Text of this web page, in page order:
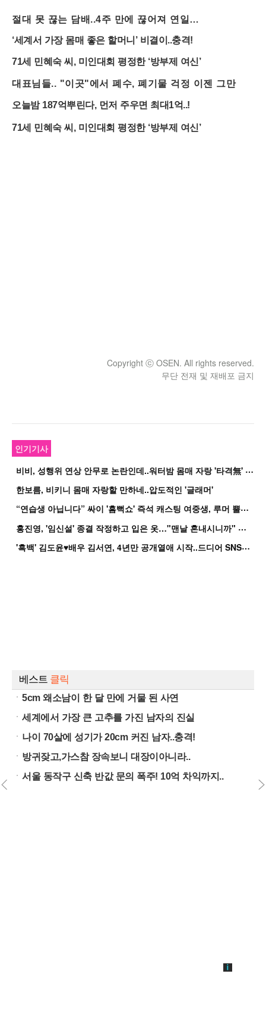
Copyright ⓒ OSEN. All rights reserved.
무단 전재 및 재배포 금지
인기기사
비
비, 성행위 연상 안무로 논란인데..워터밤 몸매 자랑 '타격無' 근황
한보름, 비키니 몸매 자랑할 만하네..압도적인 '글래머'
“
연습생 아닙니다” 싸이 '흠뻑쇼' 즉석 캐스팅 여중생, 루머 뿔났다[Oh!쎈 이...
홍
진영, '임신설' 종결 작정하고 입은 옷…"맨날 혼내시니까" 억울
'
흑백' 김도윤♥배우 김서연, 4년만 공개열애 시작..드디어 SNS에 노출 [핫피...